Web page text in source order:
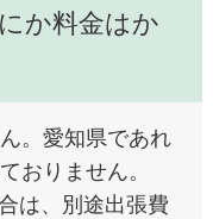
か料金はか
。愛知県であれ
おりません。
は、別途出張費